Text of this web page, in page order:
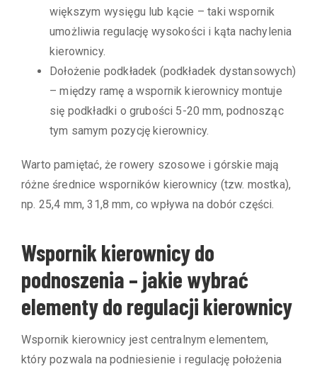
większym wysięgu lub kącie – taki wspornik
umożliwia regulację wysokości i kąta nachylenia
kierownicy.
Dołożenie podkładek (podkładek dystansowych)
– między ramę a wspornik kierownicy montuje
się podkładki o grubości 5-20 mm, podnosząc
tym samym pozycję kierownicy.
Warto pamiętać, że rowery szosowe i górskie mają
różne średnice wsporników kierownicy (tzw. mostka),
np. 25,4 mm, 31,8 mm, co wpływa na dobór części.
Wspornik kierownicy do
podnoszenia – jakie wybrać
elementy do regulacji kierownicy
Wspornik kierownicy jest centralnym elementem,
który pozwala na podniesienie i regulację położenia